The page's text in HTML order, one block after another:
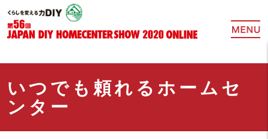
いつでも頼れるホームセ
ンター